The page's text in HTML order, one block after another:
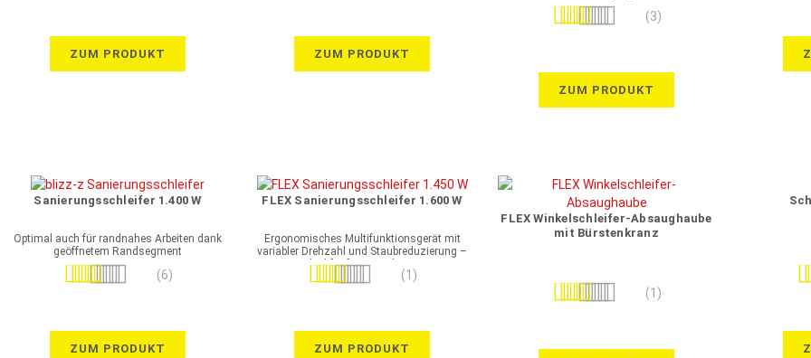
ZUM PRODUKT ZUM PRODUKT
Bewertung:
(3)
ZUM PRODUKT
Sanierungsschleifer 1.400 W
Optimal auch für randnahes Arbeiten dank
geöffnetem Randsegment
Bewertung:
(6)
ZUM PRODUKT
FLEX Sanierungsschleifer 1.600 W
Ergonomisches Multifunktionsgerät mit
variabler Drehzahl und Staubreduzierung –
ideal für feinere Arbeiten
Bewertung: (1)
ZUM PRODUKT
FLEX Winkelschleifer-Absaughaube
mit Bürstenkranz
Bewertung: (1)